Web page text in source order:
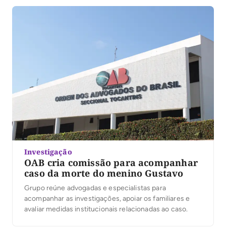
Investigação
OAB cria comissão para acompanhar
caso da morte do menino Gustavo
Grupo reúne advogadas e especialistas para
acompanhar as investigações, apoiar os familiares e
avaliar medidas institucionais relacionadas ao caso.